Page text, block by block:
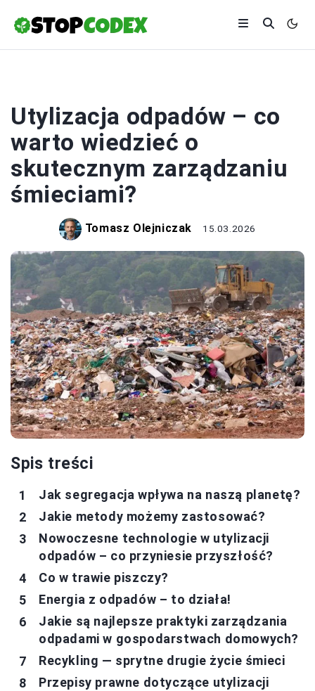
Utylizacja odpadów – co
warto wiedzieć o
skutecznym zarządzaniu
śmieciami?
Tomasz Olejniczak 15.03.2026
Spis treści
Jak segregacja wpływa na naszą planetę?
Jakie metody możemy zastosować?
Nowoczesne technologie w utylizacji
odpadów – co przyniesie przyszłość?
Co w trawie piszczy?
Energia z odpadów – to działa!
Jakie są najlepsze praktyki zarządzania
odpadami w gospodarstwach domowych?
Recykling — sprytne drugie życie śmieci
Przepisy prawne dotyczące utylizacji